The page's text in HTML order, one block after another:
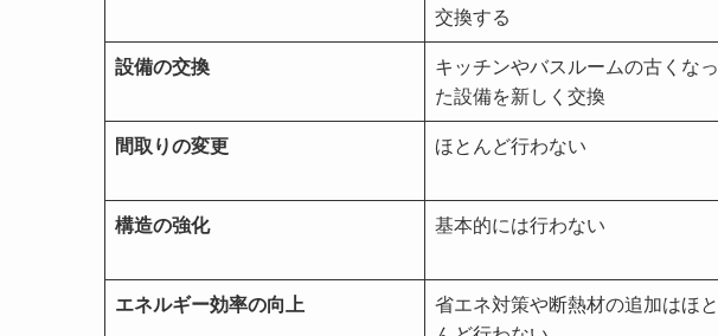
交換する
設備の交換
キッチンやバスルームの古くなっ
た設備を新しく交換
間取りの変更 ほとんど行わない
構造の強化 基本的には行わない
エネルギー効率の向上
省エネ対策や断熱材の追加はほと